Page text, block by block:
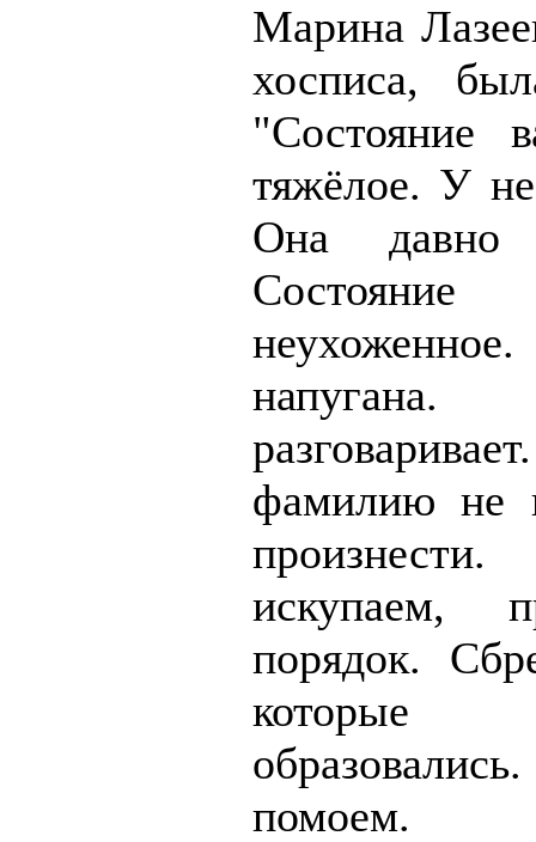
Марина
хосписа,
"Состояние
тяжёлое. У
Она
фамилию не
искупаем,
порядок.
помоем.